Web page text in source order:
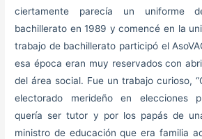
ciertamente parecía un uniforme
bachillerato en 1989 y comencé en la
trabajo de bachillerato participó el
esa época eran muy reservados con
del área social. Fue un trabajo curioso,
electorado merideño en elecciones
quería ser tutor y por los papás de
ministro de educación que era familia